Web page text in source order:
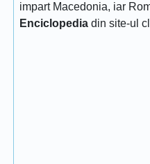
impart Macedonia, iar
Enciclopedia din site-ul